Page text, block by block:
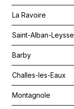
La Ravoire
Saint-Alban-Leysse
Barby
Challes-les-Eaux
Montagnole